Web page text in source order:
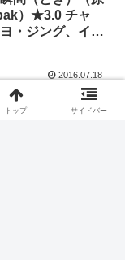
）★3.0 チャ
・ジング、イ
2016.07.18
トップ サイドバー